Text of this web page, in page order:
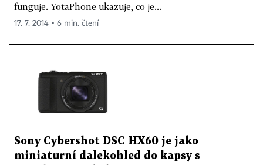
funguje. YotaPhone ukazuje, co je...
17. 7. 2014 ▪ 6 min. čtení
Sony Cybershot DSC HX60 je jako
miniaturní dalekohled do kapsy s